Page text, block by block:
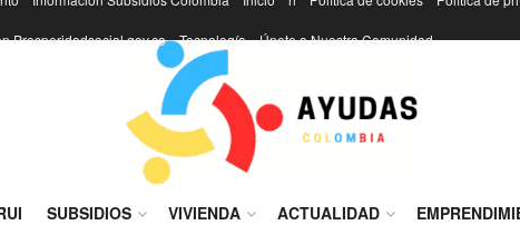
Tecnología Únete a Nuestra Comunidad
SUBSIDIOS VIVIENDA ACTUALIDAD